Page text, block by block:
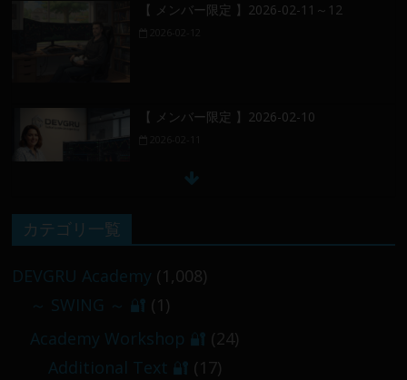
【 メンバー限定 】2026-02-11～12
【 メンバー限定 】2026-02-10
／
【 メンバー限定 】2026-03-05～06
カテゴリ一覧
DEVGRU Academy (1,008)
～ SWING ～ 🔐 (1)
Academy Workshop 🔐 (24)
Additional Text 🔐 (17)